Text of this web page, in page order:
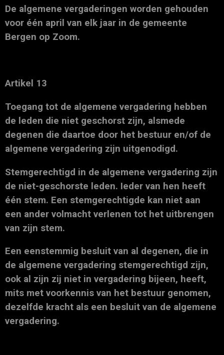
De algemene vergaderingen worden gehouden
voor één april van elk jaar in de gemeente
Bergen op Zoom.
Artikel 13
Toegang tot de algemene vergadering hebben
de leden die niet geschorst zijn, alsmede
degenen die daartoe door het bestuur en/of de
algemene vergadering zijn uitgenodigd.
Stemgerechtigd in de algemene vergadering zijn
de niet-geschorste leden. Ieder van hen heeft
één stem. Een stemgerechtigde kan niet aan
een ander volmacht verlenen tot het uitbrengen
van zijn stem.
Een eenstemmig besluit van al degenen, die in
de algemene vergadering stemgerechtigd zijn,
ook al zijn zij niet in vergadering bijeen, heeft,
mits met voorkennis van het bestuur genomen,
dezelfde kracht als een besluit van de algemene
vergadering.